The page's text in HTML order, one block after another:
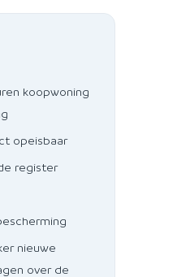
koopwoning
opeisbaar
register
nieuwe
over de